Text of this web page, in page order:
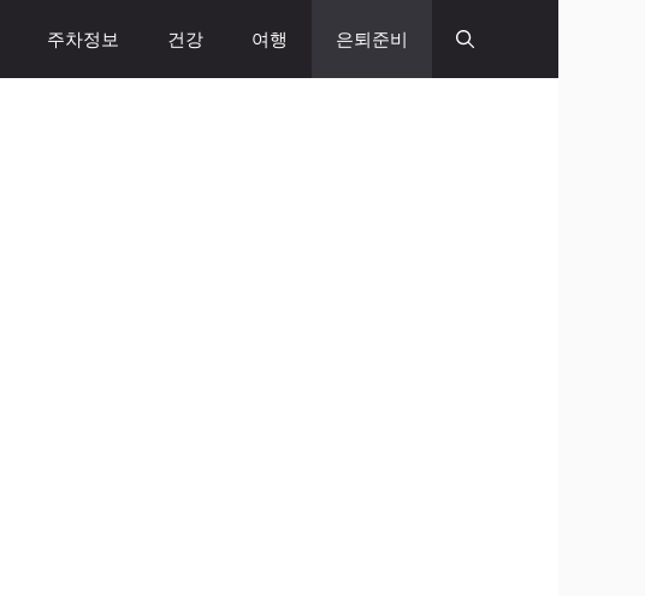
주차정보 건강 여행 은퇴준비